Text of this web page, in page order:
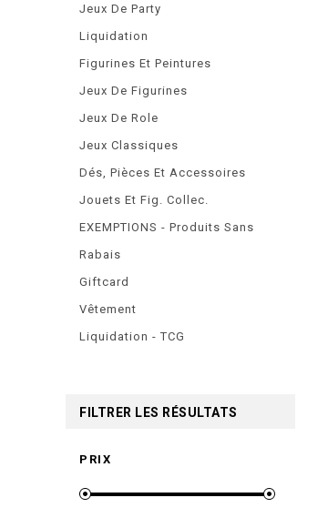
Jeux De Party
Liquidation
Figurines Et Peintures
Jeux De Figurines
Jeux De Role
Jeux Classiques
Dés, Pièces Et Accessoires
Jouets Et Fig. Collec.
EXEMPTIONS - Produits Sans
Rabais
Giftcard
Vêtement
Liquidation - TCG
FILTRER LES RÉSULTATS
PRIX